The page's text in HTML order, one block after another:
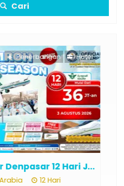
Cari
12 Hari J...
12 Hari
Penerbangan Hotel